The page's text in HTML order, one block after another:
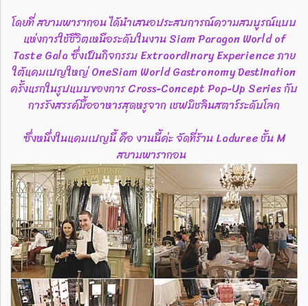
โดยที่ สยามพารากอน ได้นำเสนอประสบการณ์ความสมบูรณ์แบบ
แห่งการใช้ชีวิตเหนือระดับในงาน Siam Paragon World of
Taste Gala ซึ่งเป็นกิจกรรม Extraordinary Experience ภาย
ใต้แคมเปญใหญ่ OneSiam World Gastronomy Destination
ครั้งแรกในรูปแบบของการ Cross-Concept Pop-Up Series กับ
การรังสรรค์มื้ออาหารสุดหรูจาก เชฟมิชลินสตาร์ระดับโลก
ซึ่งหนึ่งในแคมเปญนี้ คือ งานนี้ค่ะ จัดที่ร้าน Laduree ชั้น M
สยามพารากอน